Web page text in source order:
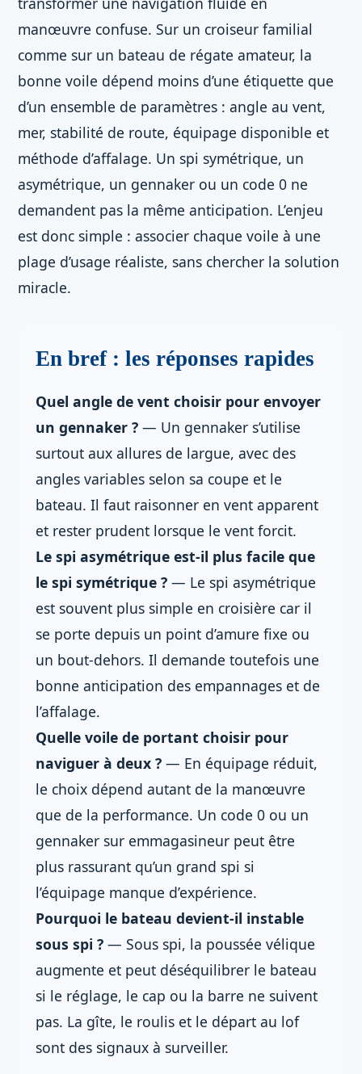
manœuvre confuse. Sur un croiseur familial
comme sur un bateau de régate amateur, la
bonne voile dépend moins d’une étiquette que
d’un ensemble de paramètres : angle au vent,
mer, stabilité de route, équipage disponible et
méthode d’affalage. Un spi symétrique, un
asymétrique, un gennaker ou un code 0 ne
demandent pas la même anticipation. L’enjeu
est donc simple : associer chaque voile à une
plage d’usage réaliste, sans chercher la solution
miracle.
En bref : les réponses rapides
Quel angle de vent choisir pour envoyer
un gennaker ? — Un gennaker s’utilise
surtout aux allures de largue, avec des
angles variables selon sa coupe et le
bateau. Il faut raisonner en vent apparent
et rester prudent lorsque le vent forcit.
Le spi asymétrique est-il plus facile que
le spi symétrique ? — Le spi asymétrique
est souvent plus simple en croisière car il
se porte depuis un point d’amure fixe ou
un bout-dehors. Il demande toutefois une
bonne anticipation des empannages et de
l’affalage.
Quelle voile de portant choisir pour
naviguer à deux ? — En équipage réduit,
le choix dépend autant de la manœuvre
que de la performance. Un code 0 ou un
gennaker sur emmagasineur peut être
plus rassurant qu’un grand spi si
l’équipage manque d’expérience.
Pourquoi le bateau devient-il instable
sous spi ? — Sous spi, la poussée vélique
augmente et peut déséquilibrer le bateau
si le réglage, le cap ou la barre ne suivent
pas. La gîte, le roulis et le départ au lof
sont des signaux à surveiller.